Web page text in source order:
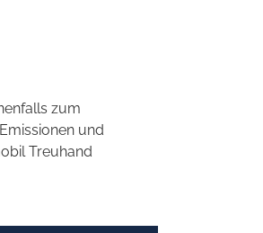
zum
und
Treuhand